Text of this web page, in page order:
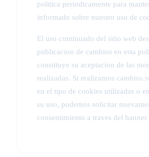
politica periodicamente para
informado sobre nuestro uso de
El uso continuado del sitio web
publicacion de cambios en esta
constituye su aceptacion de las
realizadas. Si realizamos cambios
en el tipo de cookies utilizadas o
su uso, podemos solicitar
consentimiento a traves del